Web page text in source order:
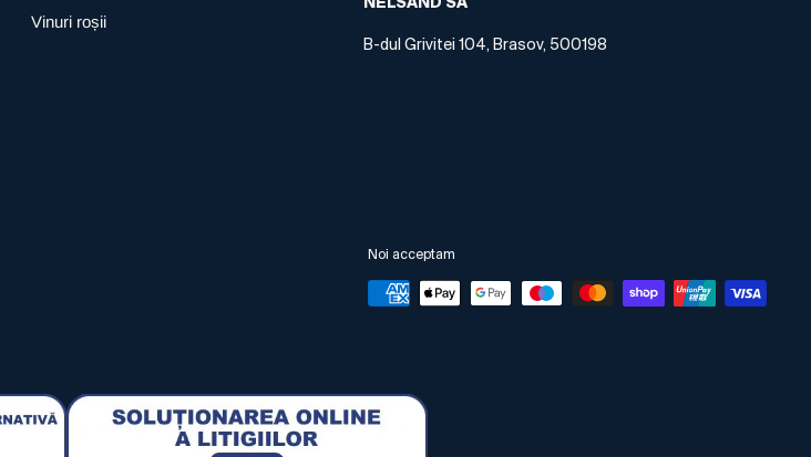
Vinuri roșii
NELSAND SA
B-dul Grivitei 104, Brasov, 500198
Noi acceptam